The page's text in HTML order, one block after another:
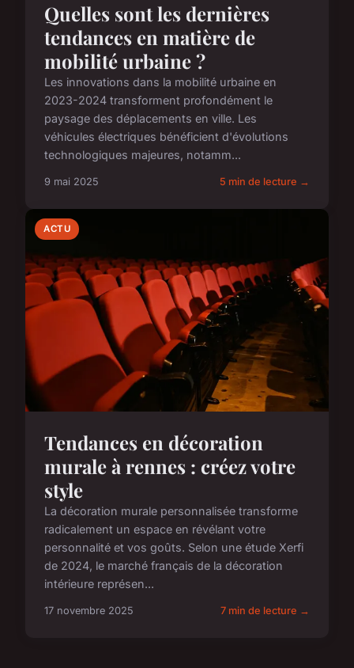
Quelles sont les dernières
tendances en matière de
mobilité urbaine ?
Les innovations dans la mobilité urbaine en
2023-2024 transforment profondément le
paysage des déplacements en ville. Les
véhicules électriques bénéficient d'évolutions
technologiques majeures, notamm...
9 mai 2025 5 min de lecture →
ACTU
Tendances en décoration
murale à rennes : créez votre
style
La décoration murale personnalisée transforme
radicalement un espace en révélant votre
personnalité et vos goûts. Selon une étude Xerfi
de 2024, le marché français de la décoration
intérieure représen...
17 novembre 2025 7 min de lecture →